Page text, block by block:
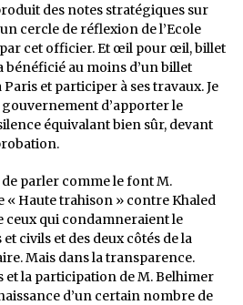
des notes stratégiques sur
cercle de réflexion de l’Ecole
cet officier. Et œil pour œil, billet
bénéficié au moins d’un billet
et participer à ses travaux. Je
d’apporter le
équivalant bien sûr, devant
de parler comme le font M.
« Haute trahison » contre Khaled
ceux qui condamneraient le
civils et des deux côtés de la
Mais dans la transparence.
et la participation de M. Belhimer
d’un certain nombre de